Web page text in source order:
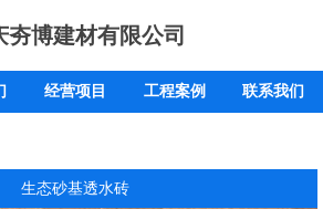
夯博建材有限公司
经营项目 工程案例 联系我们
生态砂基透水砖